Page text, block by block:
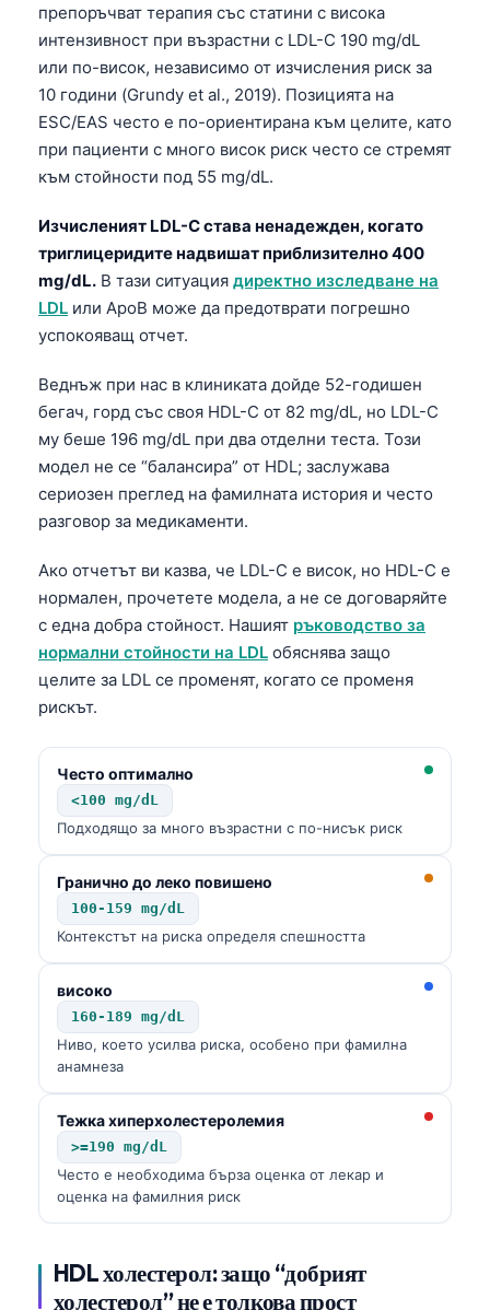
препоръчват терапия със статини с висока
интензивност при възрастни с LDL-C 190 mg/dL
или по-висок, независимо от изчисления риск за
10 години (Grundy et al., 2019). Позицията на
ESC/EAS често е по-ориентирана към целите, като
при пациенти с много висок риск често се стремят
към стойности под 55 mg/dL.
Изчисленият LDL-C става ненадежден, когато
триглицеридите надвишат приблизително 400
mg/dL. В тази ситуация директно изследване на
LDL или ApoB може да предотврати погрешно
успокояващ отчет.
Веднъж при нас в клиниката дойде 52-годишен
бегач, горд със своя HDL-C от 82 mg/dL, но LDL-C
му беше 196 mg/dL при два отделни теста. Този
модел не се “балансира” от HDL; заслужава
сериозен преглед на фамилната история и често
разговор за медикаменти.
Ако отчетът ви казва, че LDL-C е висок, но HDL-C е
нормален, прочетете модела, а не се договаряйте
с една добра стойност. Нашият ръководство за
нормални стойности на LDL обяснява защо
целите за LDL се променят, когато се променя
рискът.
Често оптимално
<100 mg/dL
Подходящо за много възрастни с по-нисък риск
Гранично до леко повишено
100-159 mg/dL
Контекстът на риска определя спешността
високо
160-189 mg/dL
Ниво, което усилва риска, особено при фамилна
анамнеза
Тежка хиперхолестеролемия
>=190 mg/dL
Често е необходима бърза оценка от лекар и
оценка на фамилния риск
HDL холестерол: защо “добрият
холестерол” не е толкова прост